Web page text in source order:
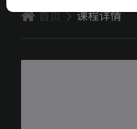
首页 课程详情